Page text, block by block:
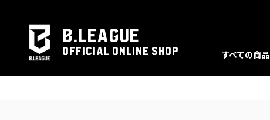
B.LEAGUE
OFFICIAL ONLINE SHOP すべての商品